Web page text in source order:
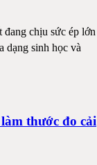
chịu sức ép lớn
dạng sinh học và
thước đo cải